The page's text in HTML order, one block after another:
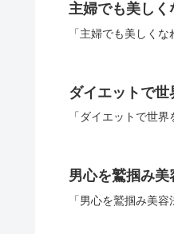
主婦でも美し
「主婦でも美しく
ダイエットで世
「ダイエットで世
男心を鷲掴み美
「男心を鷲掴み美